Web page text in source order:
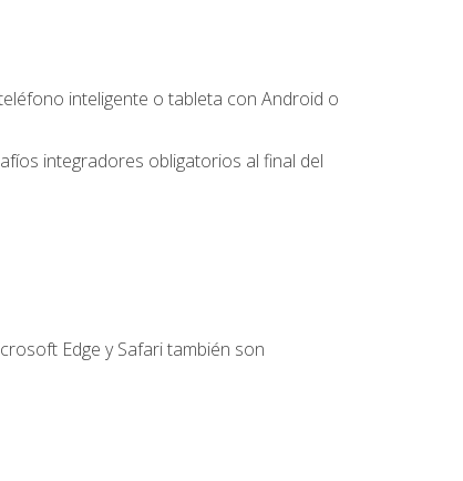
inteligente o tableta con Android o
integradores obligatorios al final del
Edge y Safari también son